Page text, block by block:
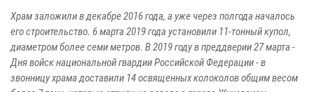
Храм заложили в декабре 2016 года, а уже через полгода началось
его строительство. 6 марта 2019 года установили 11-тонный купол,
диаметром более семи метров. В 2019 году в преддверии 27 марта -
Дня войск национальной гвардии Российской Федерации - в
звонницу храма доставили 14 освященных колоколов общим весом